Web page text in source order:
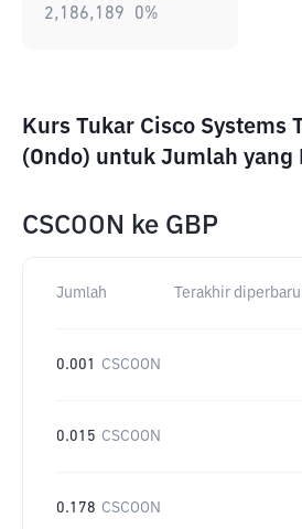
2,186,189 0%
Kurs Tukar Cisco Systems
(Ondo) untuk Jumlah yang
CSCOON ke GBP
Jumlah Terakhir
0.001 CSCOON
0.015 CSCOON
0.178 CSCOON